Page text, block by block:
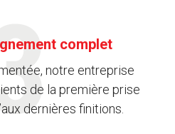
complet
notre entreprise
de la première prise
dernières finitions.